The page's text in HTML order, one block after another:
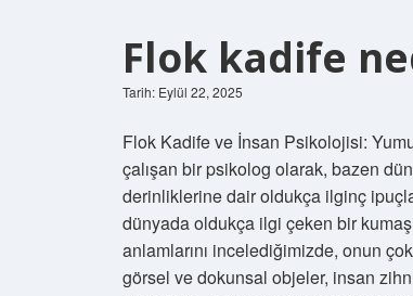
Flok kadife
Tarih: Eylül 22, 2025
Flok Kadife ve İnsan Psikolojisi:
çalışan bir psikolog olarak, bazen
derinliklerine dair oldukça ilginç
dünyada oldukça ilgi çeken bir
anlamlarını incelediğimizde, onun
görsel ve dokunsal objeler, insan